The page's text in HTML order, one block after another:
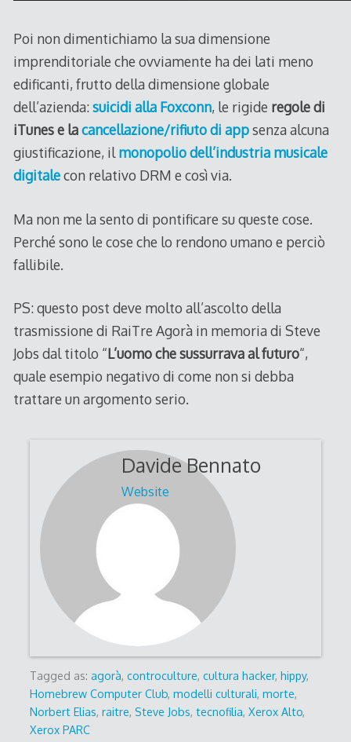
Poi non dimentichiamo la sua dimensione
imprenditoriale che ovviamente ha dei lati meno
edificanti, frutto della dimensione globale
dell’azienda:suicidi alla Foxconn, le rigide regole di
iTunes e lacancellazione/rifiuto di appsenza alcuna
giustificazione, ilmonopolio dell’industria musicale
digitalecon relativo DRM e così via.
Ma non me la sento di pontificare su queste cose.
Perché sono le cose che lo rendono umano e perciò
fallibile.
PS: questo post deve molto all’ascolto della
trasmissione di RaiTre Agorà in memoria di Steve
Jobs dal titolo “L’uomo che sussurrava al futuro“,
quale esempio negativo di come non si debba
trattare un argomento serio.
Davide Bennato
Website
Tagged as: agorà, controculture, cultura hacker, hippy,
Homebrew Computer Club, modelli culturali, morte,
Norbert Elias, raitre, Steve Jobs, tecnofilia, Xerox Alto,
Xerox PARC